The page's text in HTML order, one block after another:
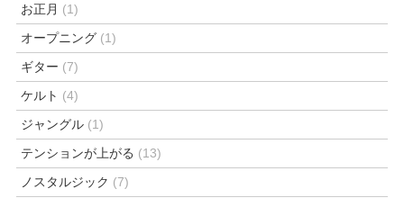
お正月 (1)
オープニング (1)
ギター (7)
ケルト (4)
ジャングル (1)
テンションが上がる (13)
ノスタルジック (7)